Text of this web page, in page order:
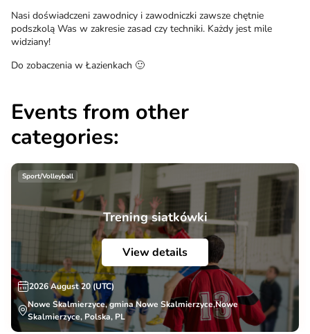
Nasi doświadczeni zawodnicy i zawodniczki zawsze chętnie
podszkolą Was w zakresie zasad czy techniki. Każdy jest mile
widziany!
Do zobaczenia w Łazienkach 🙂
Events from other
categories:
Sport/Volleyball
Trening siatkówki
View details
2026 August 20 (UTC)
Nowe Skalmierzyce, gmina Nowe Skalmierzyce,Nowe
Skalmierzyce, Polska, PL